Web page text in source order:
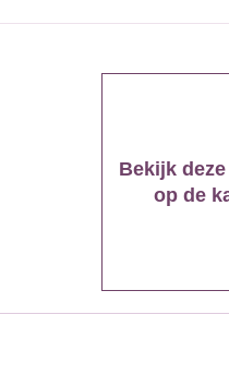
Bekijk
op de